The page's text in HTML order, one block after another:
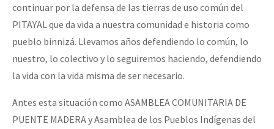
continuar por la defensa de las tierras de uso común del
PITAYAL que da vida a nuestra comunidad e historia como
pueblo binnizá. Llevamos años defendiendo lo común, lo
nuestro, lo colectivo y lo seguiremos haciendo, defendiendo
la vida con la vida misma de ser necesario.
Antes esta situación como ASAMBLEA COMUNITARIA DE
PUENTE MADERA y Asamblea de los Pueblos Indígenas del